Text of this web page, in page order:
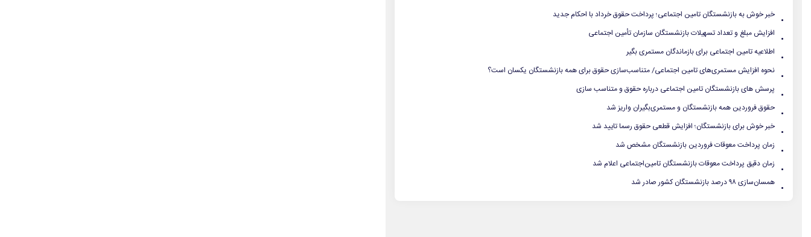
. خبر خوش به بازنشستگان تامین اجتماعی؛ پرداخت حقوق خرداد با احکام جدید
. افزایش مبلغ و تعداد تسهیلات بازنشستگان سازمان تأمین اجتماعی
. اطلاعیه تامین اجتماعی برای بازماندگان مستمری بگیر
. نحوه افزایش مستمری‌های تامین اجتماعی/ متناسب‌سازی حقوق‌ برای همه بازنشستگان یکسان است؟
. پرسش های بازنشستگان تامین اجتماعی درباره حقوق و متناسب سازی
. حقوق فروردین همه بازنشستگان و مستمری‌بگیران واریز شد
. خبر خوش برای بازنشستگان؛ افزایش قطعی حقوق رسما تایید شد
. زمان پرداخت معوقات فروردین بازنشستگان مشخص شد
. زمان دقیق پرداخت معوقات بازنشستگان تامین‌اجتماعی اعلام شد
. همسان‌سازی ۹۸ درصد بازنشستگان کشور صادر شد